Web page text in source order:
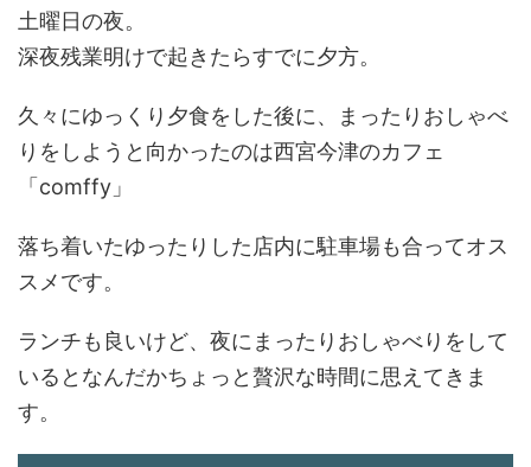
土曜日の夜。
深夜残業明けで起きたらすでに夕方。
久々にゆっくり夕食をした後に、まったりおしゃべ
りをしようと向かったのは西宮今津のカフェ
「comffy」
落ち着いたゆったりした店内に駐車場も合ってオス
スメです。
ランチも良いけど、夜にまったりおしゃべりをして
いるとなんだかちょっと贅沢な時間に思えてきま
す。